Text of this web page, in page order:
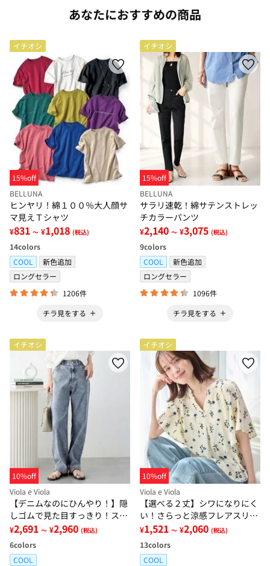
あなたにおすすめの商品
イチオシ
15%off
BELLUNA
ヒンヤリ！綿１００％大人顔サ
マ見えＴシャツ
¥831 ～ ¥1,018 (税込)
14colors
COOL
新色追加
ロングセラー
1206件
チラ見をする
イチオシ
15%off
BELLUNA
サラリ速乾！綿サテンストレッ
チカラーパンツ
¥2,140 ～ ¥3,075 (税込)
9colors
COOL
新色追加
ロングセラー
1096件
チラ見をする
イチオシ
10%off
Viola e Viola
【デニムなのにひんやり！】隠
しゴムで見た目すっきり！スト
レッチ楽ちんデニム
¥2,691 ～ ¥2,960 (税込)
6colors
COOL
イチオシ
10%off
Viola e Viola
【選べる２丈】シワになりにく
い！さらっと涼感フレアスリー
ブブラウス
¥1,521 ～ ¥2,060 (税込)
13colors
COOL